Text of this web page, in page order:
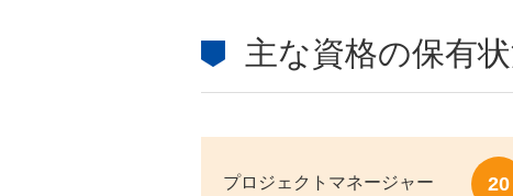
主な資格の保有
プロジェクトマネージャー 20